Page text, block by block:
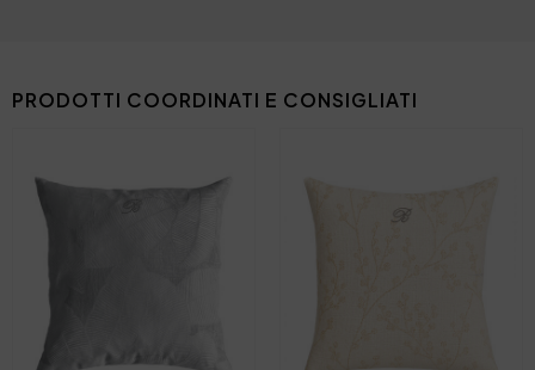
PRODOTTI COORDINATI E CONSIGLIATI